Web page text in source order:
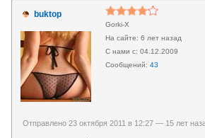
buktop
Gorki-X
6 лет назад
04.12.2009
43
Отправлено 23 октября 2011 в 12:27 — 15 лет